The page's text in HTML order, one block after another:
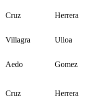
Cruz Herrera
Villagra Ulloa
Aedo Gomez
Cruz Herrera